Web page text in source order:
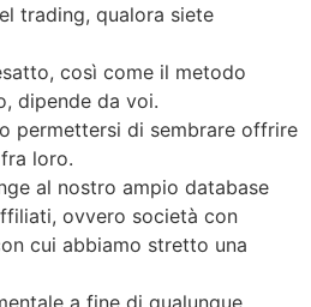
trading, qualora siete
così come il metodo
dipende da voi.
permettersi di sembrare offrire
loro.
al nostro ampio database
ovvero società con
cui abbiamo stretto una